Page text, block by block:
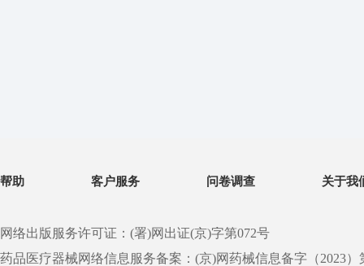
帮助 客户服务 问卷调查 关于我
网络出版服务许可证：(署)网出证(京)字第072号
药品医疗器械网络信息服务备案：(京)网药械信息备字（2023）